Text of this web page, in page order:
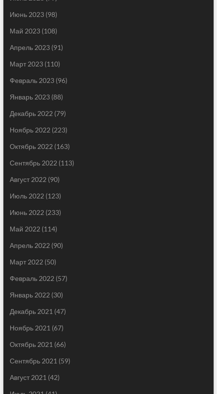
Июнь 2023(98)
Май 2023(108)
Апрель 2023(91)
Март 2023(110)
Февраль 2023(96)
Январь 2023(88)
Декабрь 2022 (79)
Ноябрь 2022 (223)
Октябрь 2022 (163)
Сентябрь 2022 (113)
Август 2022 (90)
Июль 2022 (123)
Июнь 2022 (233)
Май 2022 (114)
Апрель 2022 (90)
Март 2022 (50)
Февраль 2022 (57)
Январь 2022 (30)
Декабрь 2021 (47)
Ноябрь 2021 (67)
Октябрь 2021 (66)
Сентябрь 2021 (59)
Август 2021 (42)